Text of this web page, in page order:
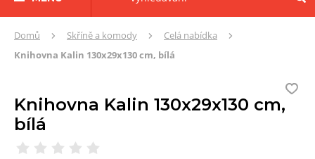
ZdeDomů Skříně a komody
Celá nabídka
Knihovna Kalin 130x29x130 cm, bílá
Knihovna Kalin 130x29x130 cm,
bílá